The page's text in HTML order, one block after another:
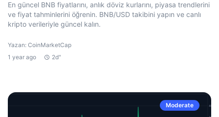
En güncel BNB fiyatlarını, anlık döviz kurlarını, piyasa trendlerini
ve fiyat tahminlerini öğrenin. BNB/USD takibini yapın ve canlı
kripto verileriyle güncel kalın.
Yazan: CoinMarketCap
1 year ago
2d"
Moderate